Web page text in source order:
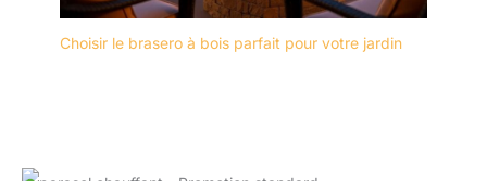
Choisir le brasero à bois parfait pour votre jardin